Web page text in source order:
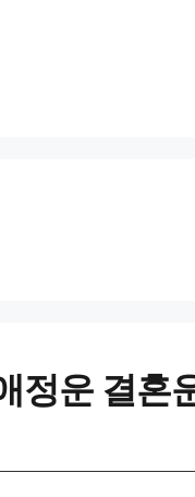
정운 결혼